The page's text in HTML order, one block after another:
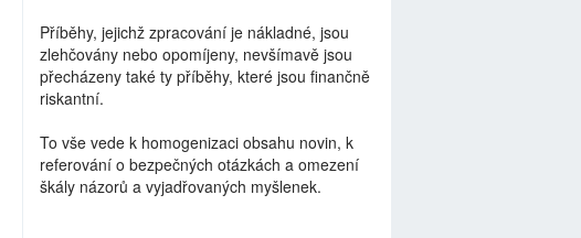
Příběhy, jejichž zpracování je nákladné, jsou
zlehčovány nebo opomíjeny, nevšímavě jsou
přecházeny také ty příběhy, které jsou finančně
riskantní.
To vše vede k homogenizaci obsahu novin, k
referování o bezpečných otázkách a omezení
škály názorů a vyjadřovaných myšlenek.